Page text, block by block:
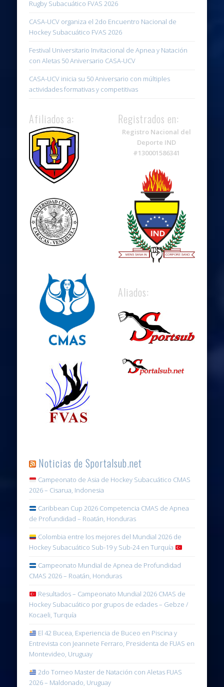
Rugby Subacuático FVAS 2026
CASA-UCV organiza el 2do Encuentro Nacional de
Hockey Subacuático FVAS 2026
Festival Universitario Invitacional de Apnea y Natación
con Aletas 50 Aniversario CASA-UCV
CASA-UCV inicia su 50 Aniversario con múltiples
actividades formativas y competitivas
Afiliados a: Registrados en:
Registro Nacional del
Deporte IND
#130001586341
Aliados:
Noticias de Sportalsub.net
Campeonato de Asia de Hockey Subacuático CMAS
2026 – Cisarua, Indonesia
Caribbean Cup 2026 Competencia CMAS de Apnea
de Profundidad – Roatán, Honduras
Colombia entre los mejores del Mundial 2026 de
Hockey Subacuático Sub-19 y Sub-24 en Turquía
Campeonato Mundial de Apnea de Profundidad
CMAS 2026 – Roatán, Honduras
Resultados – Campeonato Mundial 2026 CMAS de
Hockey Subacuático por grupos de edades – Gebze /
Kocaeli, Turquía
El 42 Bucea, Experiencia de Buceo en Piscina y
Entrevista con Jeannete Ferraro, Presidenta de FUAS en
Montevideo, Uruguay
2do Torneo Master de Natación con Aletas FUAS
2026 – Maldonado, Uruguay